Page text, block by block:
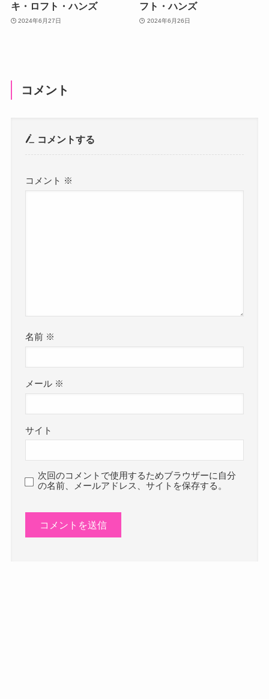
キ・ロフト・ハンズ
2024年6月27日
フト・ハンズ
2024年6月26日
コメント
コメントする
コメント ※
名前 ※
メール ※
サイト
次回のコメントで使用するためブラウザーに自分
の名前、メールアドレス、サイトを保存する。